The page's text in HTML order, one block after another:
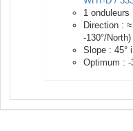
1 onduleurs
Direction :
-130°/North)
Slope : 45°
Optimum : -